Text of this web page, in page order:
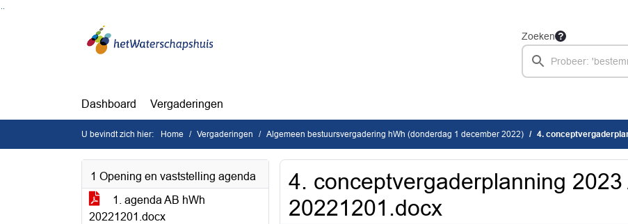
Zoeken
Dashboard Vergaderingen
U bevindt zich hier: Home Vergaderingen Algemeen bestuursvergadering hWh (donderdag 1 december 2022) 4.
1 Opening en vaststelling agenda
1. agenda AB hWh
20221201.docx
4. conceptvergaderplanning 2023
20221201.docx